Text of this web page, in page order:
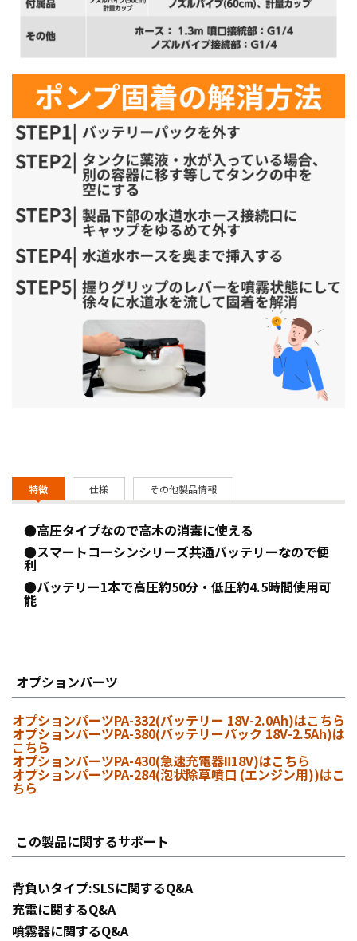
特徴 仕様 その他製品情報
●高圧タイプなので高木の消毒に使える
●スマートコーシンシリーズ共通バッテリーなので便
利
●バッテリー1本で高圧約50分・低圧約4.5時間使用可
能
オプションパーツ
オプションパーツPA-332(バッテリー 18V-2.0Ah)はこちら
オプションパーツPA-380(バッテリーパック 18V-2.5Ah)は
こちら
オプションパーツPA-430(急速充電器Ⅱ18V)はこちら
オプションパーツPA-284(泡状除草噴口 (エンジン用))はこ
ちら
この製品に関するサポート
背負いタイプ:SLSに関するQ&A
充電に関するQ&A
噴霧器に関するQ&A